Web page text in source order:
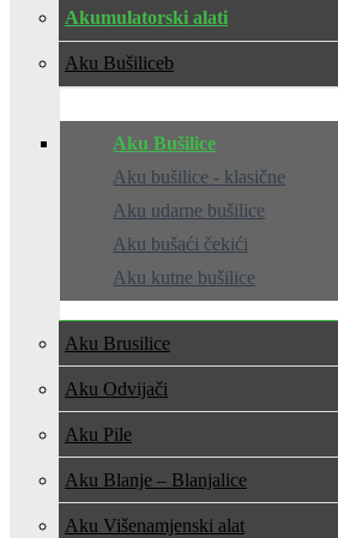
Akumulatorski alati
Aku Bušilice
Aku Bušilice
Aku bušilice - klasične
Aku udarne bušilice
Aku bušaći čekići
Aku kutne bušilice
Aku Brusilice
Aku Odvijači
Aku Pile
Aku Blanje – Blanjalice
Aku Višenamjenski alat